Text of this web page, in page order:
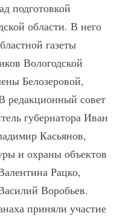
подготовкой
области. В него
газеты
Вологодской
Белозеровой,
редакционный совет
губернатора Иван
Касьянов,
и охраны объектов
Рацко,
Воробьев.
приняли участие